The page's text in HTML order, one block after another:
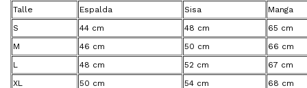
Talle Espalda Sisa
Manga
S
44 cm 48 cm
65 cm
M
46 cm 50 cm
66 cm
L
48 cm 52 cm
67 cm
XL
50 cm 54 cm 68 cm